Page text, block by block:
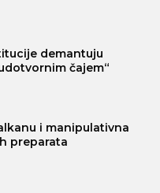
demantuju
čajem“
i manipulativna
preparata